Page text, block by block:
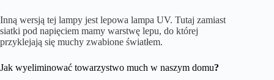
Inną wersją tej lampy jest lepowa lampa UV. Tutaj zamiast
siatki pod napięciem mamy warstwę lepu, do której
przyklejają się muchy zwabione światłem.
Jak wyeliminować towarzystwo much w naszym domu?